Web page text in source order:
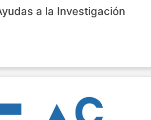
a la Investigación